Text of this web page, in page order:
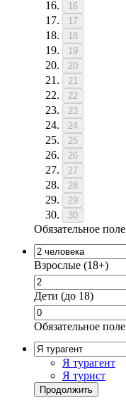
16
17
18
19
20
21
22
23
24
25
26
27
28
29
30
Обязательное поле
Взрослые (18+)
Дети (до 18)
Обязательное поле
Я турагент
Я турист
Продолжить